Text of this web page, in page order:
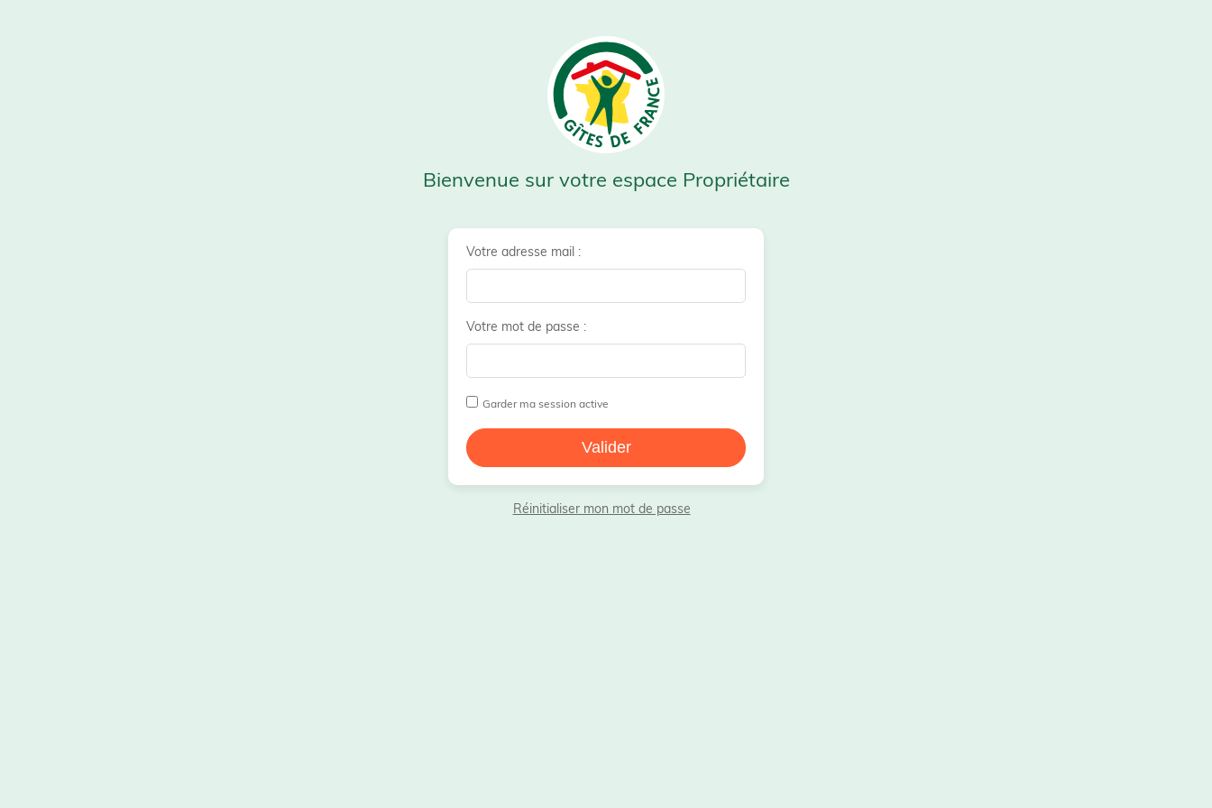
Bienvenue sur votre espace Propriétaire
Votre adresse mail :
Votre mot de passe :
Garder ma session active
Réinitialiser mon mot de passe